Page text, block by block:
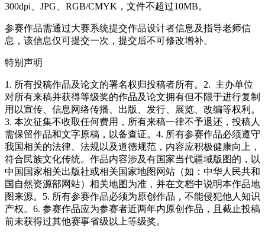
300dpi、JPG、RGB/CMYK，文件不超过10MB。
参赛作品需通过大赛系统提交作品设计者信息及指导老师信
息，该信息仅可提交一次，提交后不可修改增补。
特别声明
1. 所有投稿作品及论文的署名权归投稿者所有。2. 主办单位
对所有来稿并获得等级奖的作品及论文拥有但不限于进行复制
用以宣传、信息网络传播、出版、发行、展览、改编等权利。
3. 本次征集不收取任何费用，所有来稿一律不予退还，投稿人
需保留作品和文字原稿，以备查证。4. 所有参赛作品必须遵守
我国相关的法律、法规以及道德规范，内容应积极健康向上，
符合民族文化传统。作品内容涉及有国家当代疆域版图的，以
中国国家相关出版社或相关国家地图网站（如：中华人民共和
国自然资源部网站）相关地图为准，并在文档中说明本作品地
图来源。5. 所有参赛作品必须为原创作品，不能侵犯他人知识
产权。6. 参赛作品应为参赛者近两年内原创作品，且截止投稿
前未获得过其他赛事省级以上等级奖。